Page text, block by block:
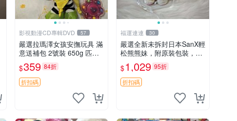
影視動漫CD專輯DVD 57
嚴選拉瑪澤女孩安撫玩具 滿
意送補包 2號裝 650g 匹配
嬰幼童舒壓好伴侶 女孩專用
安心選擇 安撫玩偶 衝包 玩
具
$359 84折
折扣碼
福運連連 30
嚴選全新未拆封日本SanX輕
松熊熊妹，附原裝包裝，毛
絨質地極佳，細膩可愛，推
薦收藏兼送禮，適合女性好
友或家人，限量釋出。鬆
熊、熊玩偶、收藏品
$1,029 95折
折扣碼